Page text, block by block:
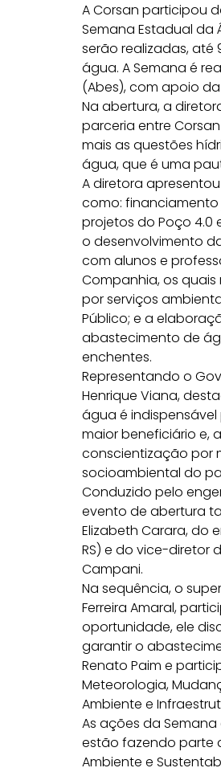
A Corsan participou
Semana Estadual da
serão realizadas,
água. A Semana é
(Abes), com apoio
Na abertura, a
parceria entre
mais as questões
água, que é uma
A diretora
como: financiamento
projetos do Poço 4.0
o desenvolvimento
com alunos e
Companhia, os
por serviços
Público; e a
abastecimento de
enchentes.
Representando o
Henrique Viana,
água é
maior beneficiário e,
conscientização por
socioambiental do
Conduzido pelo
evento de abertura
Elizabeth Carara, do
RS) e do vice-diretor
Campani.
Na sequência, o
Ferreira Amaral,
oportunidade, ele
garantir o
Renato Paim e
Meteorologia,
Ambiente e
As ações da
estão fazendo parte
Ambiente e